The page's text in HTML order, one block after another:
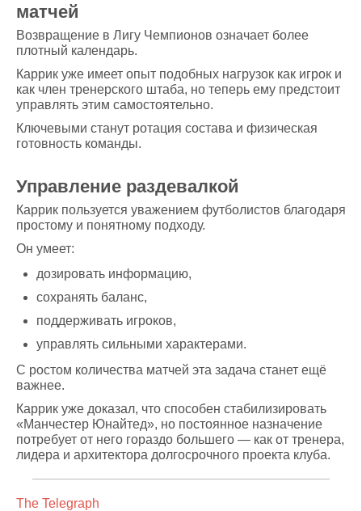
матчей
Возвращение в Лигу Чемпионов означает более
плотный календарь.
Каррик уже имеет опыт подобных нагрузок как игрок и
как член тренерского штаба, но теперь ему предстоит
управлять этим самостоятельно.
Ключевыми станут ротация состава и физическая
готовность команды.
Управление раздевалкой
Каррик пользуется уважением футболистов благодаря
простому и понятному подходу.
Он умеет:
дозировать информацию,
сохранять баланс,
поддерживать игроков,
управлять сильными характерами.
С ростом количества матчей эта задача станет ещё
важнее.
Каррик уже доказал, что способен стабилизировать
«Манчестер Юнайтед», но постоянное назначение
потребует от него гораздо большего — как от тренера,
лидера и архитектора долгосрочного проекта клуба.
The Telegraph